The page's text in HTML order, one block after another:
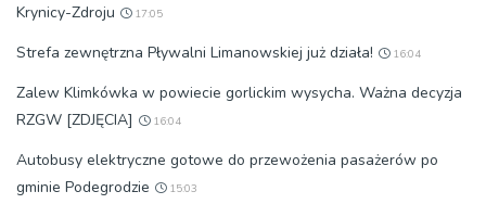
Krynicy-Zdroju
17:05
Strefa zewnętrzna Pływalni Limanowskiej już działa! 16:04
Zalew Klimkówka w powiecie gorlickim wysycha. Ważna decyzja
RZGW [ZDJĘCIA]
16:04
Autobusy elektryczne gotowe do przewożenia pasażerów po
gminie Podegrodzie
15:03